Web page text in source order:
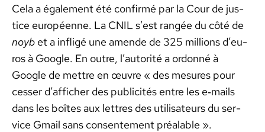
Cela a égale­ment été con­fir­mé par la Cour de jus­
tice européenne. La CNIL s’est rangée du côté de
noyb et a infligé une amende de 325 mil­lions d’eu­
ros à Google. En out­re, l’au­torité a ordon­né à
Google de met­tre en œuvre « des mesures pour
cess­er d’af­fich­er des pub­lic­ités entre les e‑mails
dans les boîtes aux let­tres des util­isa­teurs du ser­
vice Gmail sans con­sen­te­ment préal­able ».